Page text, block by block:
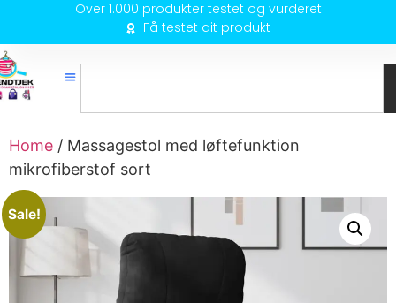
Over 1.000 produkter testet og vurderet
Få testet dit produkt
Home / Massagestol med løftefunktion
mikrofiberstof sort
Sale!